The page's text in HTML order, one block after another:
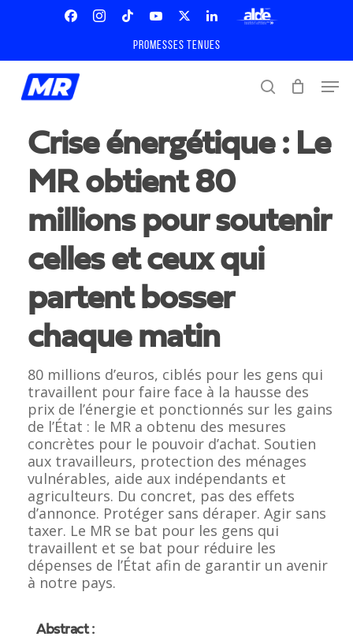
content
Twitter
Linkedin ALDE
Promesses tenues
search
Crise énergétique : Le
MR obtient 80
millions pour soutenir
celles et ceux qui
partent bosser
chaque matin
80 millions d’euros, ciblés pour les gens qui
travaillent pour faire face à la hausse des
prix de l’énergie et ponctionnés sur les gains
de l’État : le MR a obtenu des mesures
concrètes pour le pouvoir d’achat. Soutien
aux travailleurs, protection des ménages
vulnérables, aide aux indépendants et
agriculteurs. Du concret, pas des effets
d’annonce. Protéger sans déraper. Agir sans
taxer. Le MR se bat pour les gens qui
travaillent et se bat pour réduire les
dépenses de l’État afin de garantir un avenir
à notre pays.
Abstract :